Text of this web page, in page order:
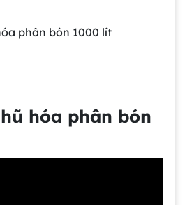
phân bón 1000 lít
hóa phân bón